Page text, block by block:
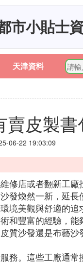
市小貼士
天津資料
賣皮製書
06-22 19:03:09
修店或者翻新工
發煥然一新，延長
境美觀與舒適的
和豐富的經驗，
質沙發還是布藝
務。這些工廠通常